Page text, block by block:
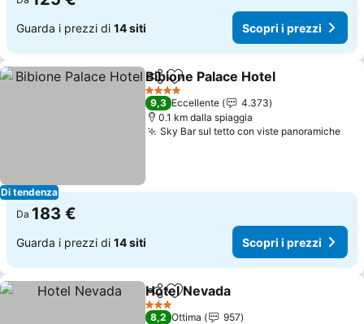
Guarda i prezzi di 14 siti Scopri i prezzi
Di tendenza
CondividiAggiungi ai preferiti
Bibione Palace Hotel
4 Stelle
9,3 Eccellente
4.373
0.1 km dalla spiaggia
Sky Bar sul tetto con viste panoramiche
Da 183 €
Guarda i prezzi di 14 siti Scopri i prezzi
CondividiAggiungi ai preferiti
Hotel Nevada
3 Stelle
8,2 Ottima
957